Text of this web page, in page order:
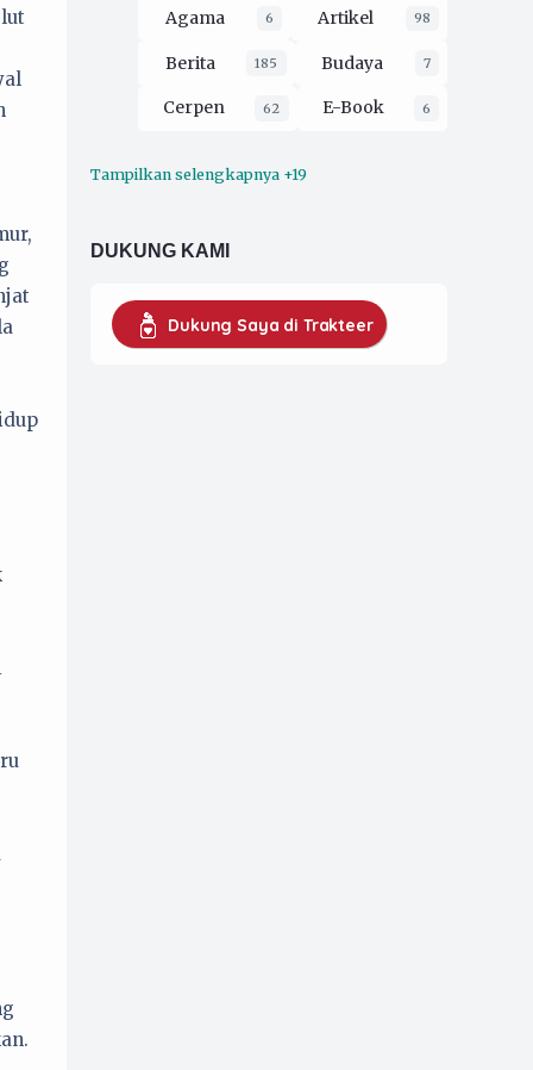
Agama 6 Artikel 98
Berita 185 Budaya 7
Cerpen 62 E-Book 6
Ekologi
Kaprodi UMKM
Tampilkan selengkapnya +19
DUKUNG KAMI
Dukung Saya di Trakteer